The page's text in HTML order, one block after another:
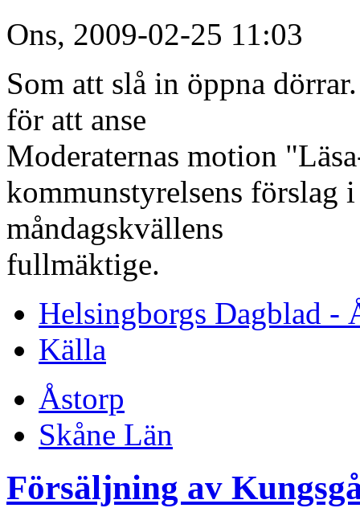
Ons, 2009-02-25 11:03
Som att slå in öppna
för att anse
Moderaternas motion
kommunstyrelsens förslag
måndagskvällens
fullmäktige.
Helsingborgs Dagblad -
Källa
Åstorp
Skåne Län
Försäljning av